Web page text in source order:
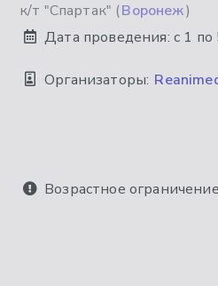
к/т "Спартак" (Воронеж)
Дата проведения: с 1
Организаторы:
Возрастное